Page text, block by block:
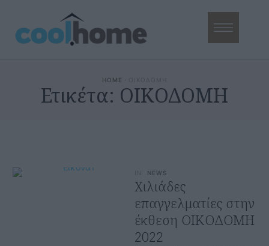
HOME · ΟΙΚΟΔΟΜΗ
Ετικέτα: ΟΙΚΟΔΟΜΗ
IN NEWS
Χιλιάδες
επαγγελματίες στην
έκθεση ΟΙΚΟΔΟΜΗ
2022